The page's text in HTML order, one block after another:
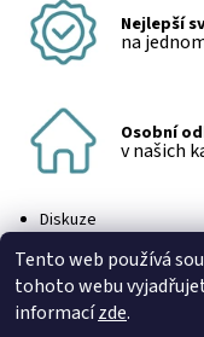
Nejlepší
na
Osobní
v našich
Diskuze
Přidat
Tento web používá
tohoto webu
informacízde.